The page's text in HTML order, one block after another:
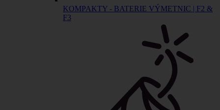
KOMPAKTY - BATERIE VÝMETNIC | F2 &
F3